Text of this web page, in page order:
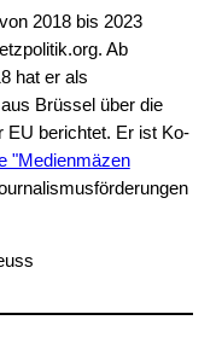
2018 bis 2023
Ab
hat er als
Brüssel über die
EU berichtet. Er ist Ko-
"Medienmäzen